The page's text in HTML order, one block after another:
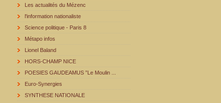
Les actualités du Mézenc
l'information nationaliste
Science politique - Paris 8
Métapo infos
Lionel Baland
HORS-CHAMP NICE
POESIES GAUDEAMUS ”Le Moulin ...
Euro-Synergies
SYNTHESE NATIONALE